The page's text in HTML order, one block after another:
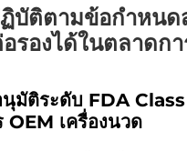
บัติตามข้อกำหนด
รองได้ในตลาดก
นุมัติระดับ FDA
OEM เครื่องนวด